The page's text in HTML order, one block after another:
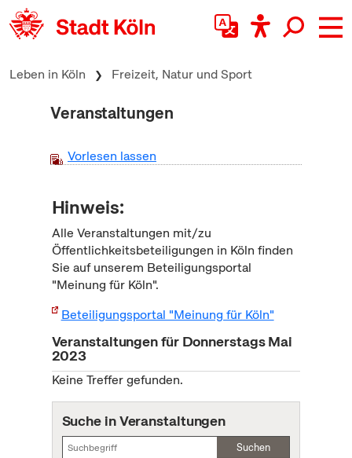
zum Inhalt springen
Leben in Köln Freizeit, Natur und Sport
Veranstaltungen
Vorlesen lassen
Hinweis:
Alle Veranstaltungen mit/zu
Öffentlichkeitsbeteiligungen in Köln finden
Sie auf unserem Beteiligungsportal
"Meinung für Köln".
Beteiligungsportal "Meinung für Köln"
Veranstaltungen für Donnerstags Mai
2023
Keine Treffer gefunden.
Suche in Veranstaltungen
Suchen